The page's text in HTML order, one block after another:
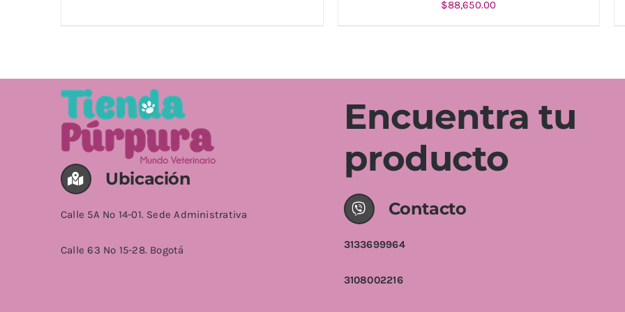
$88,650.00
Ubicación
Calle 5A No 14-01. Sede Administrativa
Calle 63 No 15-28. Bogotá
Encuentra tu
producto
Contacto
3133699964
3108002216